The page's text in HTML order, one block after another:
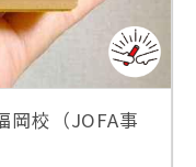
岡校（JOFA事